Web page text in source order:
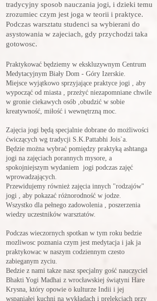
tradycyjny sposob nauczania jogi, i dzieki temu
zrozumiec czym jest joga w teorii i praktyce.
Podczas warsztatu studenci sa wybierani do
asystowania w zajeciach, gdy przychodzi taka
gotowosc.​
Praktykować będziemy w ekskluzywnym Centrum
Medytacyjnym Biały Dom - Góry Izerskie.
Miejsce wyjątkowo sprzyjające praktyce jogi , aby
wypocząć od miasta , przeżyć niezapomniane chwile
w gronie ciekawych osób ,obudzić w sobie
kreatywność, miłość i wewnętrzną moc.
Zajęcia jogi będą specjalnie dobrane do możliwości
ćwiczących wg tradycji S.K.Pattabhi Jois`a.
Będzie można wybrać pomiędzy praktyką ashtanga
jogi na zajęciach porannych mysore, a
spokojniejszym wydaniem jogi podczas zajęć
wprowadzających.
Przewidujemy również zajęcia innych "rodzajów"
jogi , aby pokazać różnorodność w jodze.
Wszystko dla pełnego zadowolenia , poszerzenia
wiedzy uczestników warsztatów.
Podczas wieczornych spotkan w tym roku bedzie
mozliwosc poznania czym jest medytacja i jak ja
praktykowac w naszym codziennym czesto
zabieganym zyciu.
Bedzie z nami takze nasz specjalny gość nauczyciel
Bhakti Yogi Madhai z wrocławskiej świątyni Hare
Krysna, który opowie o kulturze Indii i jej
wspaniałej kuchni na wykładach i prelekcjach przy